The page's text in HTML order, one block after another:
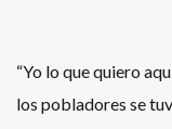
“Yo lo que quiero
los pobladores se